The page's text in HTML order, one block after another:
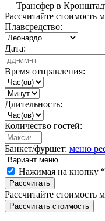
Трансфер в
Рассчитайте стоимость
Плавсредство:
Дата:
Время отправления:
Длительность:
Количество гостей:
Банкет/фуршет: меню
Нажимая на кнопку
Рассчитать
Рассчитайте стоимость
Рассчитать стоимость